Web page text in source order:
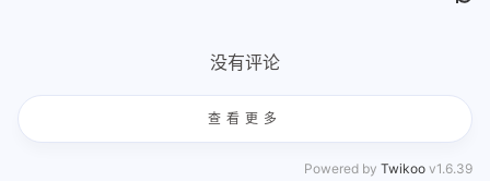
没有评论
查看更多
Powered by Twikoo v1.6.39